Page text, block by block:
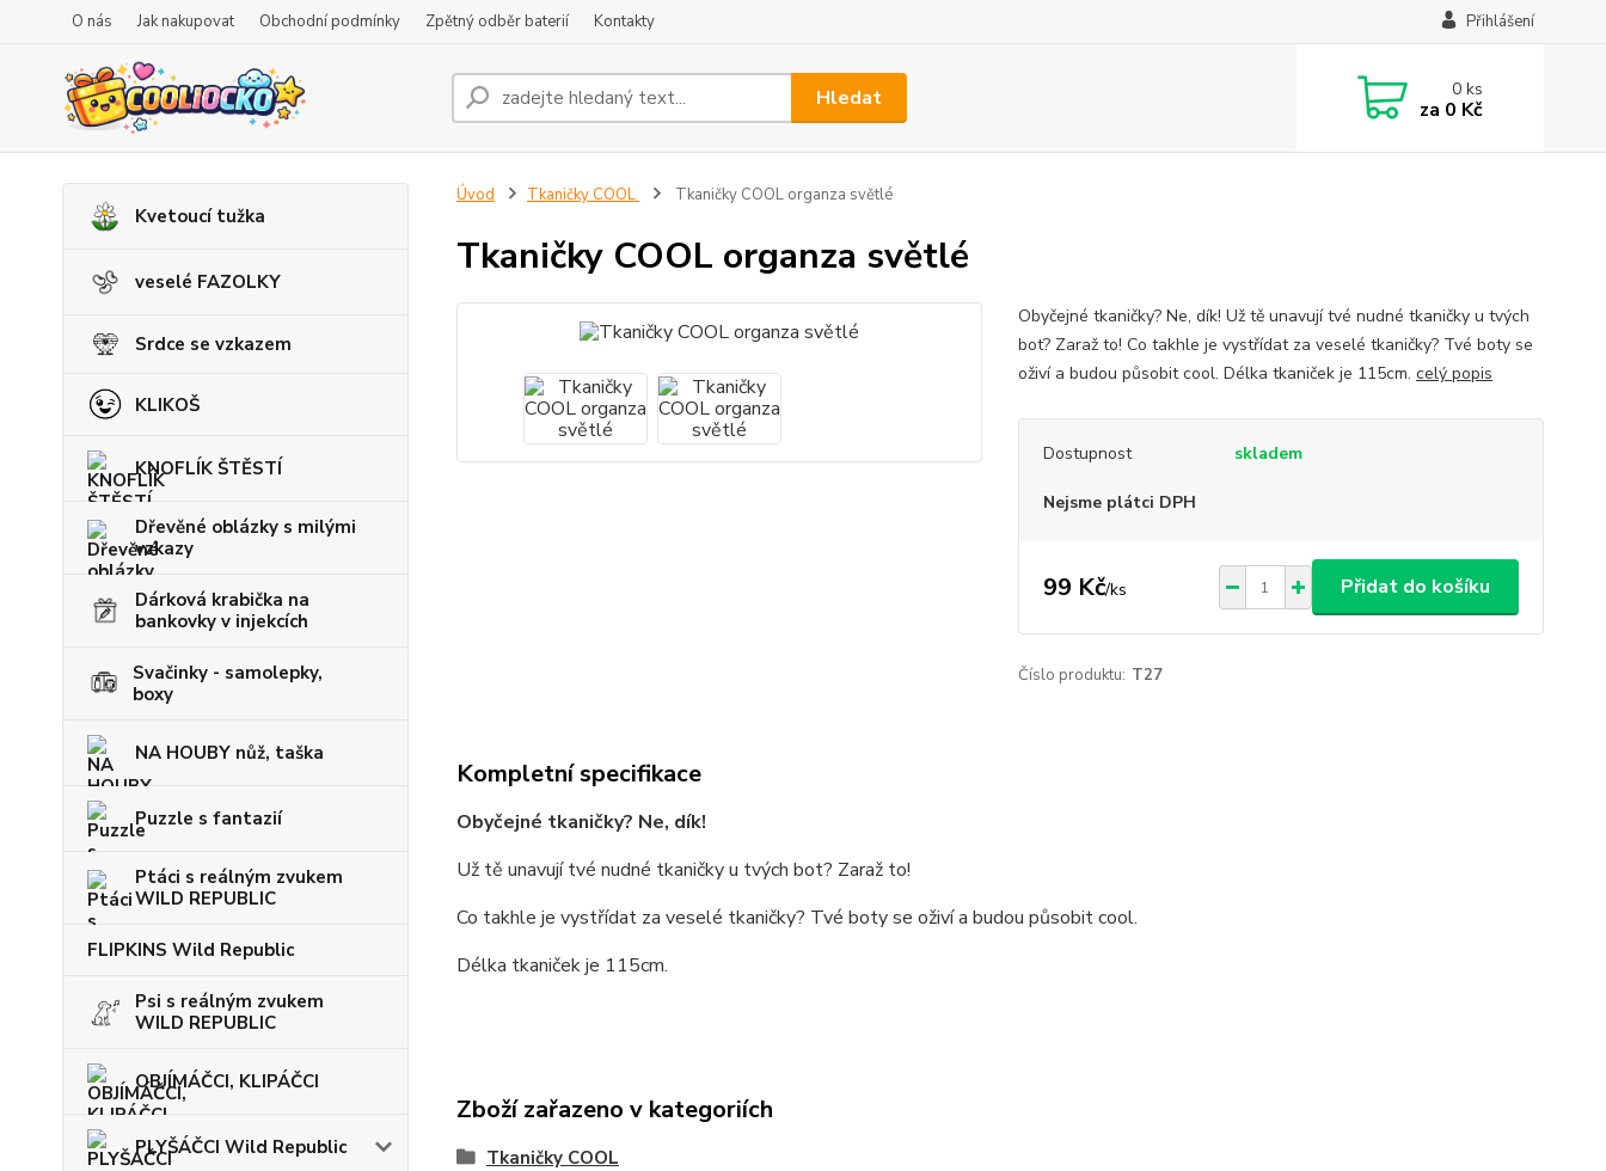
O nás Jak nakupovat Obchodní podmínky Zpětný odběr baterií Kontakty Přihlášení
Hledat 0ks
za 0 Kč
Kvetoucí tužka
veselé FAZOLKY
Srdce se vzkazem
KLIKOŠ
KNOFLÍK ŠTĚSTÍ
Dřevěné oblázky s milými
vzkazy
Dárková krabička na
bankovky v injekcích
Svačinky - samolepky,
boxy
NA HOUBY nůž, taška
Puzzle s fantazií
Ptáci s reálným zvukem
WILD REPUBLIC
FLIPKINS Wild Republic
Psi s reálným zvukem
WILD REPUBLIC
OBJÍMÁČCI, KLIPÁČCI
PLYŠÁČCI Wild Republic
Úvod Tkaničky COOL Tkaničky COOL organza světlé
Tkaničky COOL organza světlé
Obyčejné tkaničky? Ne, dík! Už tě unavují tvé nudné tkaničky u tvých
bot? Zaraž to! Co takhle je vystřídat za veselé tkaničky? Tvé boty se
oživí a budou působit cool. Délka tkaniček je 115cm. celý popis
Dostupnost skladem
Nejsme plátci DPH
99 Kč/ks Přidat do košíku
Číslo produktu: T27
Kompletní specifikace
Obyčejné tkaničky? Ne, dík!
Už tě unavují tvé nudné tkaničky u tvých bot? Zaraž to!
Co takhle je vystřídat za veselé tkaničky? Tvé boty se oživí a budou působit cool.
Délka tkaniček je 115cm.
Zboží zařazeno v kategoriích
Tkaničky COOL